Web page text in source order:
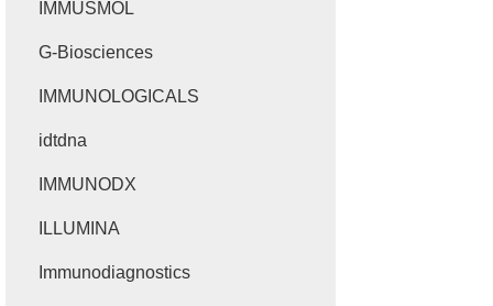
IMMUSMOL
G-Biosciences
IMMUNOLOGICALS
idtdna
IMMUNODX
ILLUMINA
Immunodiagnostics